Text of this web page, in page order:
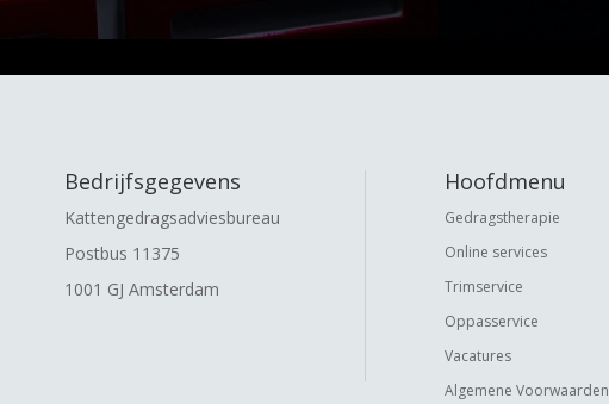
Bedrijfsgegevens
Kattengedragsadviesbureau
Postbus 11375
1001 GJ Amsterdam
Hoofdmenu
Gedragstherapie
Online services
Trimservice
Oppasservice
Vacatures
Algemene Voorwaarden